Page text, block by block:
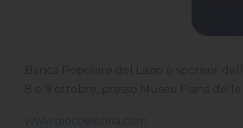
www.giocoestoria.com